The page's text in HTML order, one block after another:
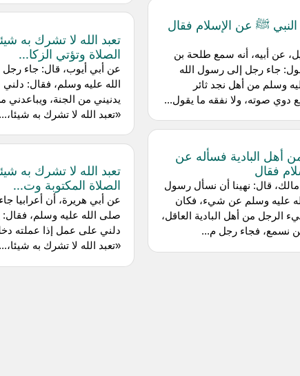
ﷺ عن الإسلام فقال
عن أبيه، أنه سمع طلحة بن
جاء رجل إلى رسول الله
وسلم من أهل نجد ثائر
دوي صوته، ولا نفقه ما يقول...
أهل البادية فسأله عن
فقال
قال: نهينا أن نسأل رسول
عليه وسلم عن شيء، فكان
الرجل من أهل البادية العاقل،
نسمع، فجاء رجل م...
تعبد الله لا تشرك به
الصلاة وتؤتي الزكا...
عن أبي أيوب، قال: جاء
الله عليه وسلم، فقال:
يدنيني من الجنة، ويباعدني
«تعبد الله لا تشرك به شيئا،...
تعبد الله لا تشرك به
الصلاة المكتوبة وت...
عن أبي هريرة، أن أعرابيا
صلى الله عليه وسلم، فقال:
دلني على عمل إذا عملته
«تعبد الله لا تشرك به شيئا،...